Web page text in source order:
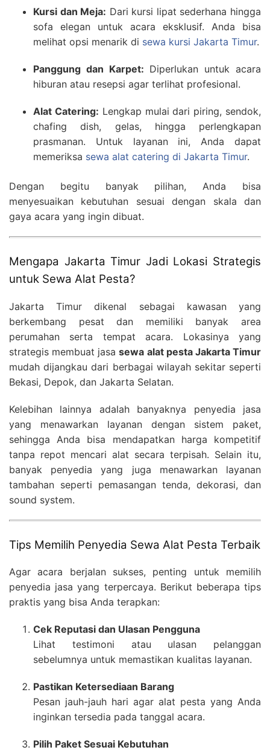
Kursi dan Meja: Dari kursi lipat sederhana hingga
sofa elegan untuk acara eksklusif. Anda bisa
melihat opsi menarik di sewa kursi Jakarta Timur.
Panggung dan Karpet: Diperlukan untuk acara
hiburan atau resepsi agar terlihat profesional.
Alat Catering: Lengkap mulai dari piring, sendok,
chafing dish, gelas, hingga perlengkapan
prasmanan. Untuk layanan ini, Anda dapat
memeriksa sewa alat catering di Jakarta Timur.
Dengan begitu banyak pilihan, Anda bisa
menyesuaikan kebutuhan sesuai dengan skala dan
gaya acara yang ingin dibuat.
Mengapa Jakarta Timur Jadi Lokasi Strategis
untuk Sewa Alat Pesta?
Jakarta Timur dikenal sebagai kawasan yang
berkembang pesat dan memiliki banyak area
perumahan serta tempat acara. Lokasinya yang
strategis membuat jasasewa alat pesta Jakarta Timur
mudah dijangkau dari berbagai wilayah sekitar seperti
Bekasi, Depok, dan Jakarta Selatan.
Kelebihan lainnya adalah banyaknya penyedia jasa
yang menawarkan layanan dengan sistem paket,
sehingga Anda bisa mendapatkan harga kompetitif
tanpa repot mencari alat secara terpisah. Selain itu,
banyak penyedia yang juga menawarkan layanan
tambahan seperti pemasangan tenda, dekorasi, dan
sound system.
Tips Memilih Penyedia Sewa Alat Pesta Terbaik
Agar acara berjalan sukses, penting untuk memilih
penyedia jasa yang terpercaya. Berikut beberapa tips
praktis yang bisa Anda terapkan:
Cek Reputasi dan Ulasan Pengguna
Lihat testimoni atau ulasan pelanggan
sebelumnya untuk memastikan kualitas layanan.
Pastikan Ketersediaan Barang
Pesan jauh-jauh hari agar alat pesta yang Anda
inginkan tersedia pada tanggal acara.
Pilih Paket Sesuai Kebutuhan